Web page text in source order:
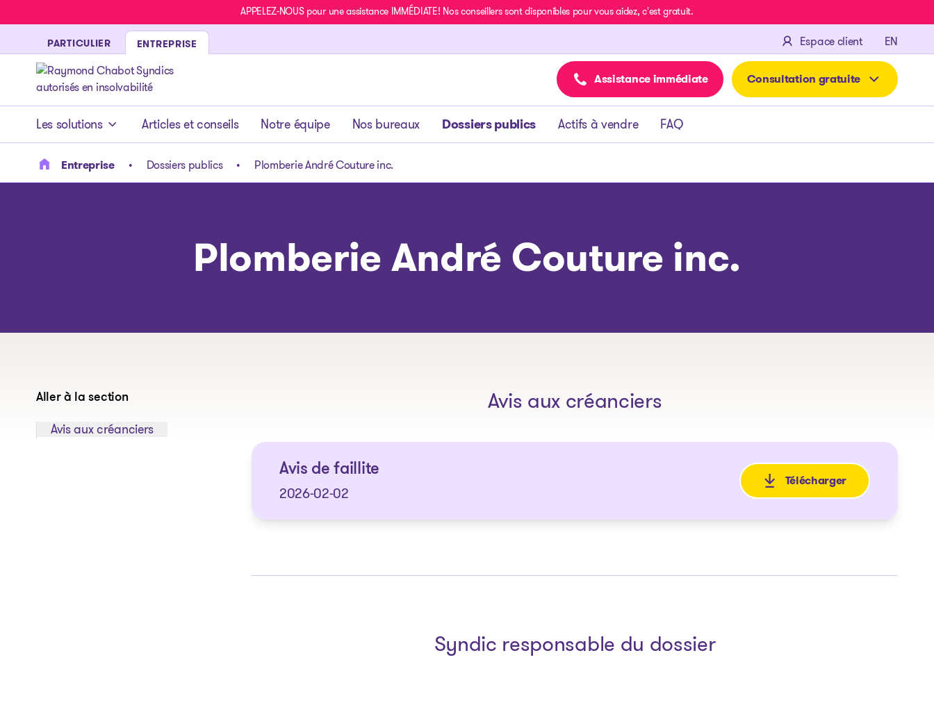
APPELEZ-NOUS pour une assistance IMMÉDIATE! Nos conseillers sont disponibles pour vous aidez, c'est gratuit.
PARTICULIER ENTREPRISE Espace client EN
- page d’accueil
Assistance immédiate Consultation gratuite
Les solutions Articles et conseils Notre équipe Nos bureaux Dossiers publics Actifs à vendre FAQ
Entreprise Dossiers publics Plomberie André Couture inc.
Plomberie André Couture inc.
Aller à la section
Sauter à la section:
Avis aux créanciers
Avis aux créanciers
Avis de faillite
2026-02-02
Télécharger
: Avis de faillite
Syndic responsable du dossier